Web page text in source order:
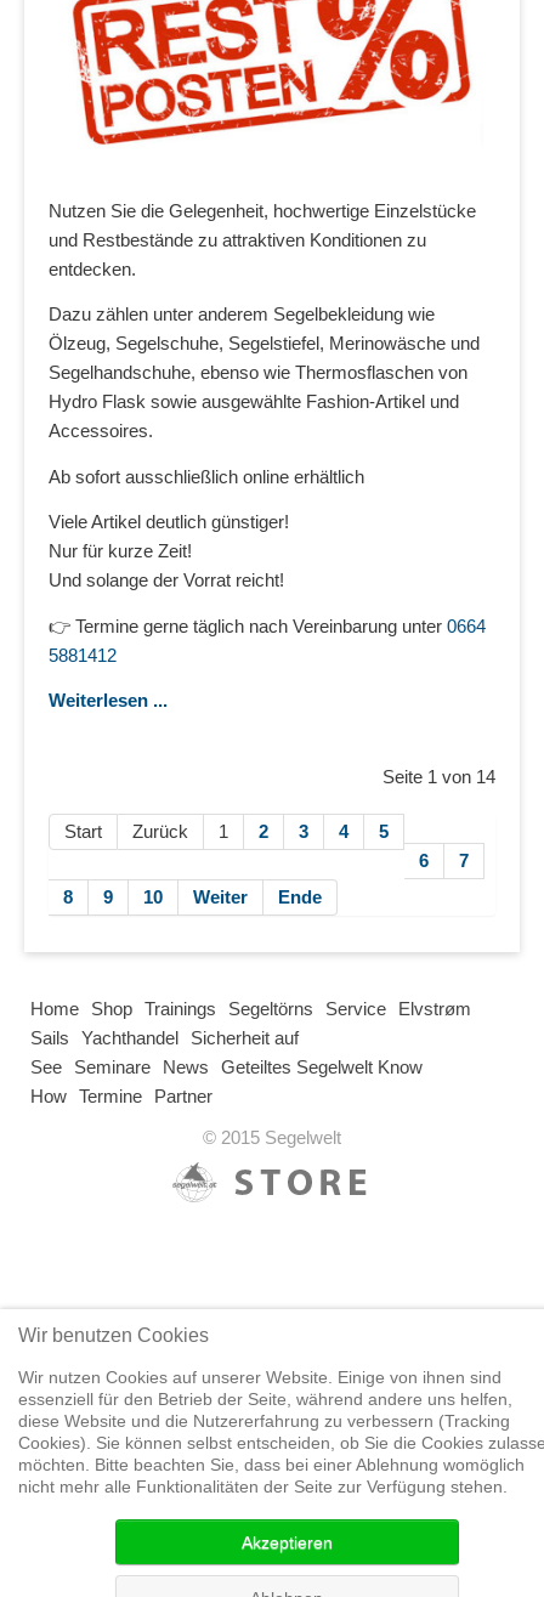
Nutzen Sie die Gelegenheit, hochwertige Einzelstücke
und Restbestände zu attraktiven Konditionen zu
entdecken.
Dazu zählen unter anderem Segelbekleidung wie
Ölzeug, Segelschuhe, Segelstiefel, Merinowäsche und
Segelhandschuhe, ebenso wie Thermosflaschen von
Hydro Flask sowie ausgewählte Fashion-Artikel und
Accessoires.
Ab sofort ausschließlich online erhältlich
Viele Artikel deutlich günstiger!
Nur für kurze Zeit!
Und solange der Vorrat reicht!
👉 Termine gerne täglich nach Vereinbarung unter 0664
5881412
Weiterlesen ...
Seite 1 von 14
Start Zurück 1 2 3 4
5
6
7
8
9 10 Weiter Ende
Home Shop Trainings Segeltörns Service
Elvstrøm
Sails
Yachthandel
Sicherheit auf
See
Seminare News
Geteiltes Segelwelt Know
How Termine
Partner
© 2015 Segelwelt
Wir benutzen Cookies
Wir nutzen Cookies auf unserer Website. Einige von ihnen sind
essenziell für den Betrieb der Seite, während andere uns helfen,
diese Website und die Nutzererfahrung zu verbessern (Tracking
Cookies). Sie können selbst entscheiden, ob Sie die Cookies
möchten. Bitte beachten Sie, dass bei einer Ablehnung womöglich
nicht mehr alle Funktionalitäten der Seite zur Verfügung stehen.
Akzeptieren